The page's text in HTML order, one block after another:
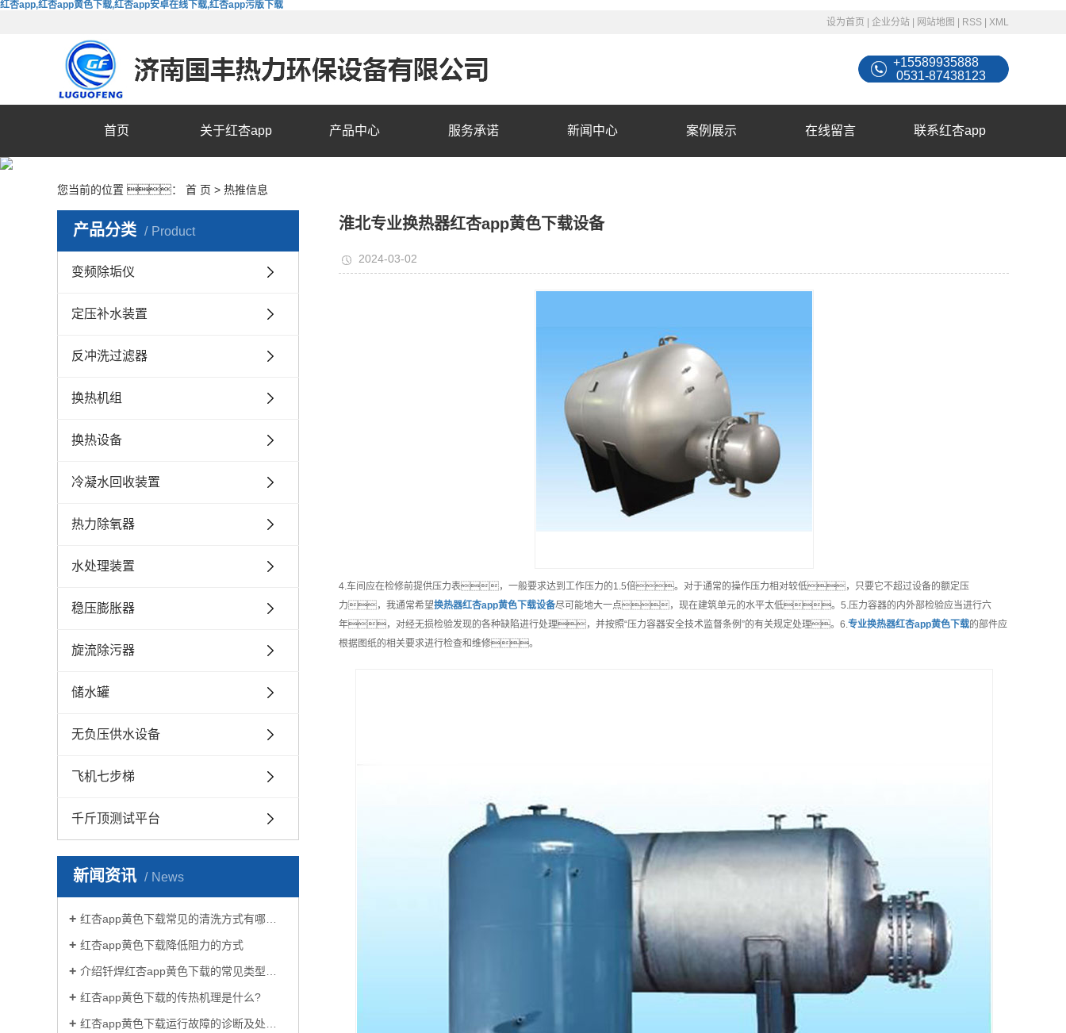
红杏app,红杏app黄色下载,红杏app安卓在线下载,红杏app污版下载
设为首页
企业分站 网站地图 RSS XML
+15589935888
0531-87438123
首页 关于红杏app 产品中心 服务承诺 新闻中心 案例展示 在线留言 联系红杏app
您当前的位置 ： 首 页 > 热推信息
产品分类 Product
变频除垢仪
定压补水装置
反冲洗过滤器
换热机组
换热设备
冷凝水回收装置
热力除氧器
水处理装置
稳压膨胀器
旋流除污器
储水罐
无负压供水设备
飞机七步梯
千斤顶测试平台
新闻资讯 News
红杏app黄色下载常见的清洗方式有哪些？
红杏app黄色下载降低阻力的方式
介绍钎焊红杏app黄色下载的常见类型有哪些
红杏app黄色下载的传热机理是什么?
红杏app黄色下载运行故障的诊断及处理方法
淮北专业换热器红杏app黄色下载设备
2024-03-02
4.车间应在检修前提供压力表，一般要求达到工作压力的1.5倍。对于通常的操作压力相对较低，只要它不超过设备的额定压
力，我通常希望换热器红杏app黄色下载设备尽可能地大一点，现在建筑单元的水平太低。5.压力容器的内外部检验应当进行六
年，对经无损检验发现的各种缺陷进行处理，并按照“压力容器安全技术监督条例”的有关规定处理。6.专业换热器红杏app黄色下载的部件应
根据图纸的相关要求进行检查和维修。